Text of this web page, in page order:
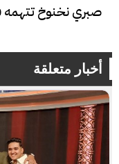
صبري نخنوخ تتهمه
أخبار متعلقة